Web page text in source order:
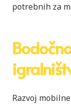
potrebnih za
Razvoj